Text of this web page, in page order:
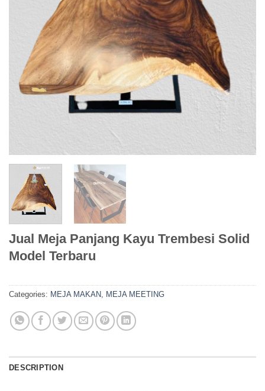
Jual Meja Panjang Kayu Trembesi Solid
Model Terbaru
Categories: MEJA MAKAN, MEJA MEETING
DESCRIPTION